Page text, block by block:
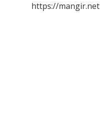
https://mangir.net